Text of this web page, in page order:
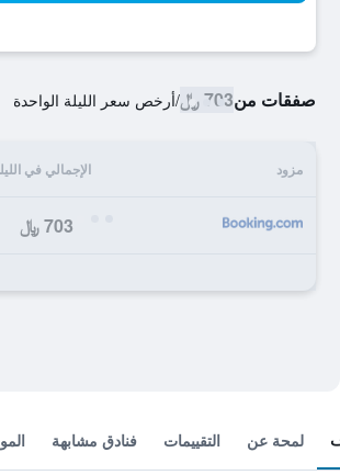
صفقات من703 ﷼ /أرخص سعر الليلة الواحدة
مزود الإجمالي في
703 ﷼
لمحة عن التقييمات فنادق مشابهة